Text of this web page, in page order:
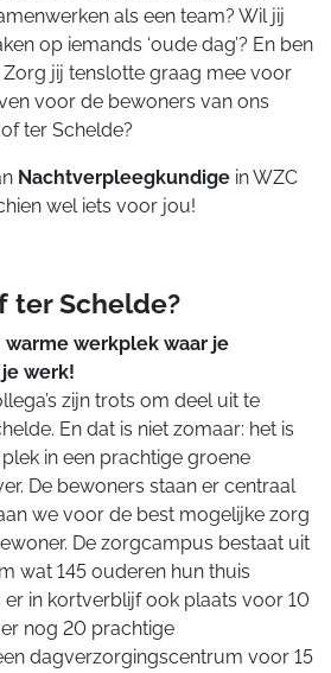
als een team? Wil jij
op iemands ‘oude dag’? En ben
Zorg jij tenslotte graag mee voor
voor de bewoners van ons
ter Schelde?
Nachtverpleegkundige in WZC
wel iets voor jou!
ter Schelde?
warme werkplek waar je
werk!
zijn trots om deel uit te
En dat is niet zomaar: het is
in een prachtige groene
De bewoners staan er centraal
we voor de best mogelijke zorg
De zorgcampus bestaat uit
wat 145 ouderen hun thuis
er in kortverblijf ook plaats voor 10
nog 20 prachtige
dagverzorgingscentrum voor 15